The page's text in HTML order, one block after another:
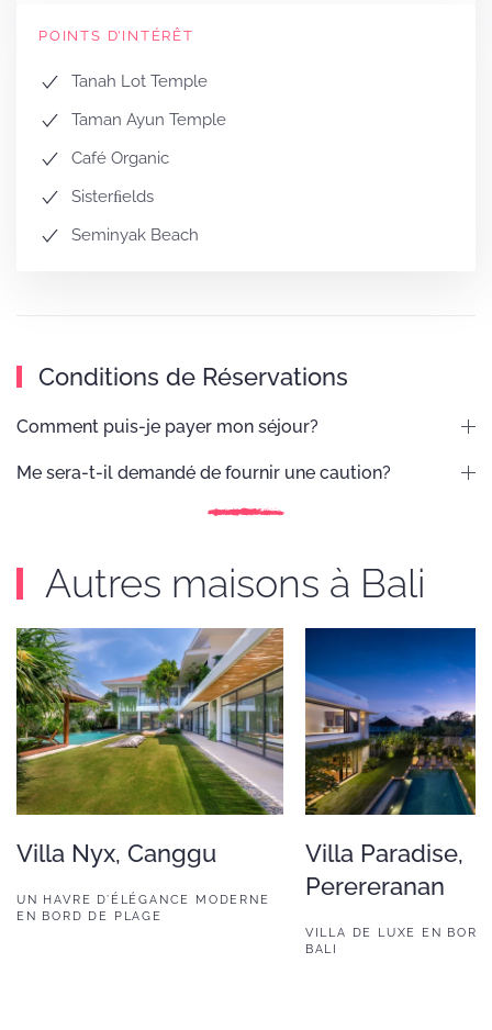
POINTS D’INTÉRÊT
Tanah Lot Temple
Taman Ayun Temple
Café Organic
Sisterﬁelds
Seminyak Beach
Conditions de Réservations
Comment puis-je payer mon séjour?
Me sera-t-il demandé de fournir une caution?
Autres maisons à Bali
Villa Nyx, Canggu
UN HAVRE D’ÉLÉGANCE MODERNE
EN BORD DE PLAGE
Villa Paradise,
Perereranan
VILLA DE LUXE EN
BALI